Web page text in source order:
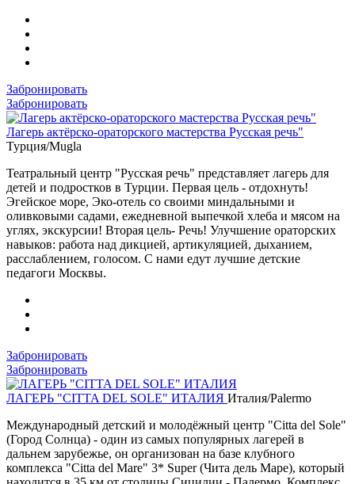
Забронировать
Забронировать
Лагерь актёрско-ораторского мастерства Русская речь"
Турция/Mugla
Театральный центр "Русская речь" представляет лагерь для
детей и подростков в Турции. Первая цель - отдохнуть!
Эгейское море, Эко-отель со своими миндальными и
оливковыми садами, ежедневной выпечкой хлеба и мясом на
углях, экскурсии! Вторая цель- Речь! Улучшение ораторских
навыков: работа над дикцией, артикуляцией, дыханием,
расслаблением, голосом. С нами едут лучшие детские
педагоги Москвы.
Забронировать
Забронировать
ЛАГЕРЬ "CITTA DEL SOLE" ИТАЛИЯ Италия/Palermo
Международный детский и молодёжный центр "Citta del Sole"
(Город Солнца) - один из самых популярных лагерей в
дальнем зарубежье, он организован на базе клубного
комплекса "Citta del Mare" 3* Super (Чита дель Маре), который